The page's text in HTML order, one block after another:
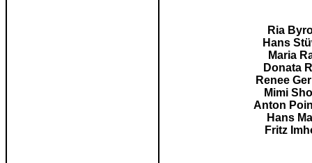
Ria
Hans
Maria
Donata
Renee
Mimi
Anton
Hans
Fritz